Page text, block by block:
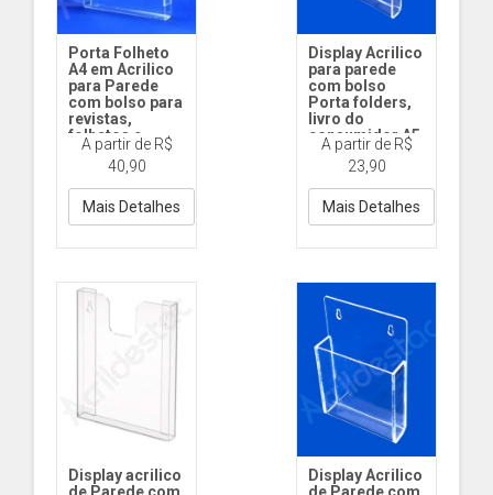
Porta Folheto
A4 em Acrilico
para Parede
com bolso para
revistas,
folhetos e
folders
DY468 A4 30x21 V
Acrilico
A partir de R$
40,90
Mais Detalhes
Display Acrilico
para parede
com bolso
Porta folders,
livro do
consumidor A5
21x15
DY466 A5 21x15 V
Acrilico
A partir de R$
23,90
Mais Detalhes
Display acrilico
de Parede com
Display Acrilico
de Parede com